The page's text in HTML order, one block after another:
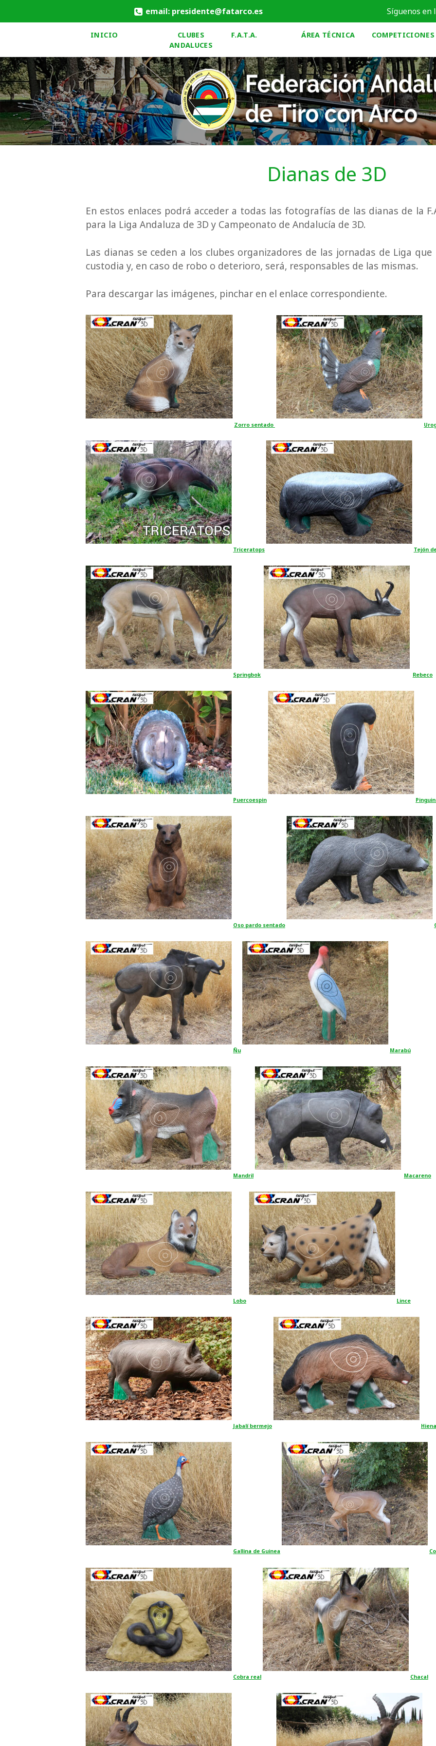
email: presidente@fatarco.es Síguenos en
INICIO
CLUBES
ANDALUCES
F.A.T.A. ÁREA TÉCNICA COMPETICIONES
Dianas de 3D
En estos enlaces podrá acceder a todas las fotografías de las dianas de la
para la Liga Andaluza de 3D y Campeonato de Andalucía de 3D.
Las dianas se ceden a los clubes organizadores de las jornadas de Liga
custodia y, en caso de robo o deterioro, será, responsables de las mismas.
Para descargar las imágenes, pinchar en el enlace correspondiente.
Zorro sentado
Triceratops Tejón
Springbok Rebeco
Puercoespin
Oso pardo sentado
Ñu Marabú
Mandril Macareno
Lobo Lince
Jabalí bermejo Hiena
Gallina de Guinea
Cobra real Chacal